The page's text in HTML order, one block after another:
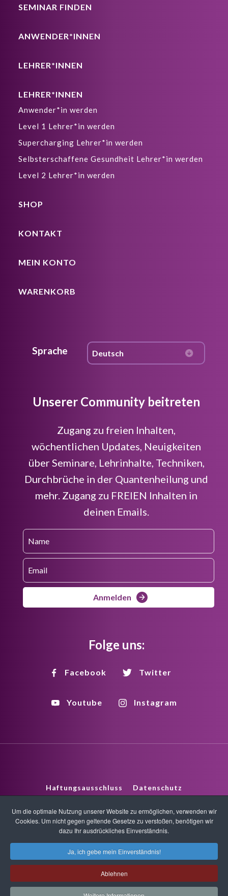
SEMINAR FINDEN
ANWENDER*INNEN
LEHRER*INNEN
LEHRER*INNEN
Anwender*in werden
Level 1 Lehrer*in werden
Supercharging Lehrer*in werden
Selbsterschaffene Gesundheit Lehrer*in werden
Level 2 Lehrer*in werden
SHOP
KONTAKT
MEIN KONTO
WARENKORB
Sprache
Unserer Community beitreten
Zugang zu freien Inhalten,
wöchentlichen Updates, Neuigkeiten
über Seminare, Lehrinhalte, Techniken,
Durchbrüche in der Quantenheilung und
mehr. Zugang zu FREIEN Inhalten in
deinen Emails.
Anmelden
Folge uns:
Facebook Twitter
Youtube Instagram
Haftungsausschluss Datenschutz
Urheberrecht HTML Sitemap XML Sitemap
Copyright © 2026 Quantum-Touch. Alle Rechte vorbehalten.
www.quantumtouch.com
Um die optimale Nutzung unserer Website zu ermöglichen, verwenden wir
Cookies. Um nicht gegen geltende Gesetze zu verstoßen, benötigen wir
dazu Ihr ausdrückliches Einverständnis.
Ja, ich gebe mein Einverständnis!
Ablehnen